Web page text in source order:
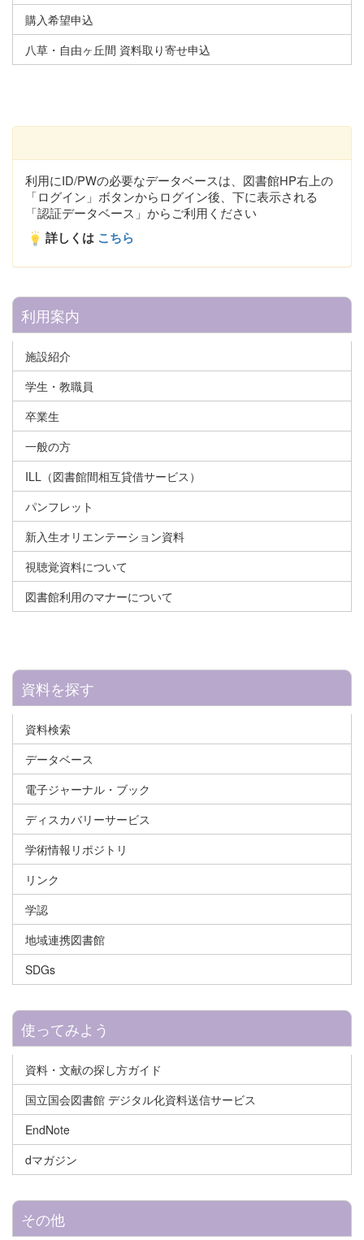
購入希望申込
八草・自由ヶ丘間 資料取り寄せ申込
利用にID/PWの必要なデータベースは、図書館HP右上の
「ログイン」ボタンからログイン後、下に表示される
「認証データベース」からご利用ください
詳しくは こちら
利用案内
施設紹介
学生・教職員
卒業生
一般の方
ILL（図書館間相互貸借サービス）
パンフレット
新入生オリエンテーション資料
視聴覚資料について
図書館利用のマナーについて
資料を探す
資料検索
データベース
電子ジャーナル・ブック
ディスカバリーサービス
学術情報リポジトリ
リンク
学認
地域連携図書館
SDGs
使ってみよう
資料・文献の探し方ガイド
国立国会図書館 デジタル化資料送信サービス
EndNote
dマガジン
その他